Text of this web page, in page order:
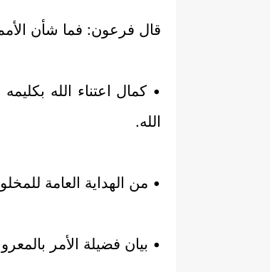
قال فرعون: فما شأن
• كمال اعتناء الله
الله.
• من الهداية العامة
• بيان فضيلة الأمر